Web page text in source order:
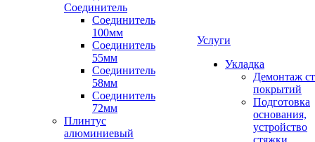
Соединитель
Соединитель
100мм
Соединитель
55мм
Соединитель
58мм
Соединитель
72мм
Плинтус
алюминиевый
Услуги
Укладка
Демонтаж
покрытий
Подготовка
основания,
устройство
стяжки